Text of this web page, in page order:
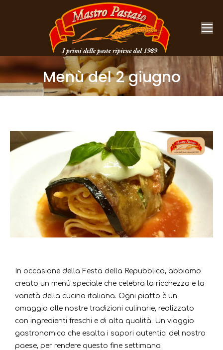
Menù del 2 giugno
You are here:
In occasione della Festa della Repubblica, abbiamo
creato un menù speciale che celebra la ricchezza e la
varietà della cucina italiana. Ogni piatto è un
omaggio alle nostre tradizioni culinarie, realizzato
con ingredienti freschi e di alta qualità. Un viaggio
gastronomico che esalta i sapori autentici del nostro
paese, per rendere questo fine settimana